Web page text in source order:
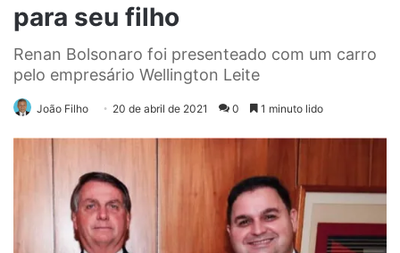
para seu filho
Renan Bolsonaro foi presenteado com um carro
pelo empresário Wellington Leite
João Filho 20 de abril de 2021 0 1 minuto lido